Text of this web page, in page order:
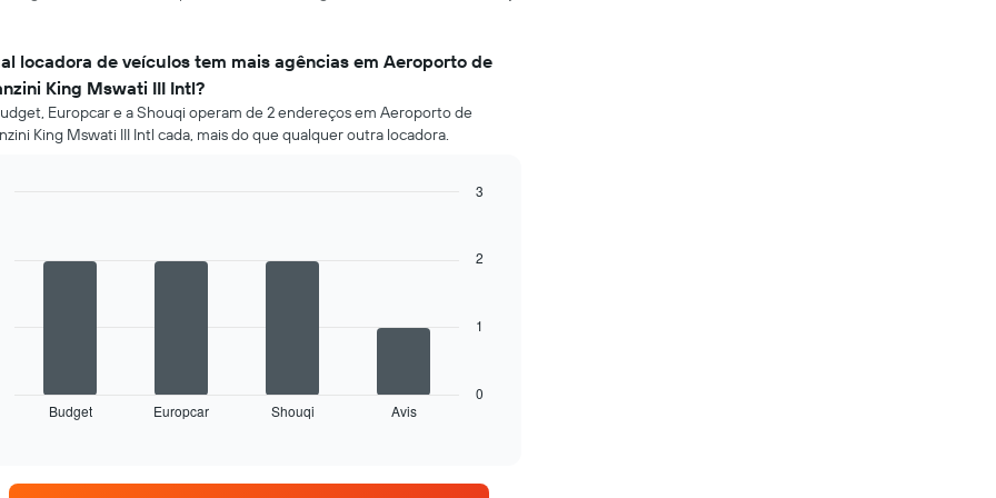
locadora de veículos tem mais agências em Aeroporto de
King Mswati III Intl?
Europcar e a Shouqi operam de 2 endereços em Aeroporto de
King Mswati III Intl cada, mais do que qualquer outra locadora.
seguir
Budget Europcar Shouqi Avis
0
1
2
3